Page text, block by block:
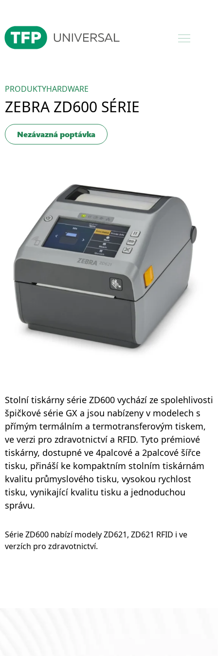
PRODUKTYHARDWARE
ZEBRA ZD600 SÉRIE
Nezávazná poptávka
Stolní tiskárny série ZD600 vychází ze spolehlivosti
špičkové série GX a jsou nabízeny v modelech s
přímým termálním a termotransferovým tiskem,
ve verzi pro zdravotnictví a RFID. Tyto prémiové
tiskárny, dostupné ve 4palcové a 2palcové šířce
tisku, přináší ke kompaktním stolním tiskárnám
kvalitu průmyslového tisku, vysokou rychlost
tisku, vynikající kvalitu tisku a jednoduchou
správu.
Série ZD600 nabízí modely ZD621, ZD621 RFID i ve
verzích pro zdravotnictví.